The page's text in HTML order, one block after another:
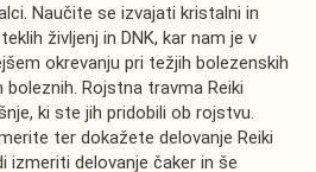
Naučite se izvajati kristalni in
življenj in DNK, kar nam je v
okrevanju pri težjih bolezenskih
Rojstna travma Reiki
ki ste jih pridobili ob rojstvu.
ter dokažete delovanje Reiki
izmeriti delovanje čaker in še